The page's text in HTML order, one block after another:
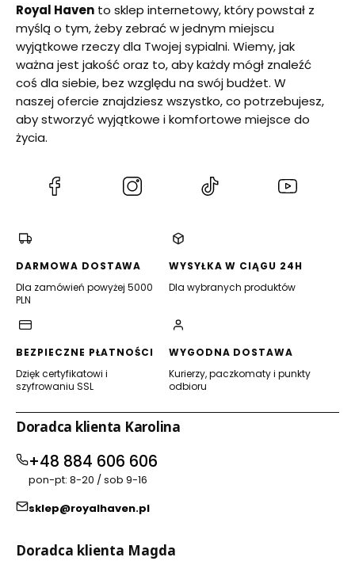
Royal Haven to sklep internetowy, który powstał z
myślą o tym, żeby zebrać w jednym miejscu
wyjątkowe rzeczy dla Twojej sypialni. Wiemy, jak
ważna jest jakość oraz to, aby każdy mógł znaleźć
coś dla siebie, bez względu na swój budżet. W
naszej ofercie znajdziesz wszystko, co potrzebujesz,
aby stworzyć wyjątkowe i komfortowe miejsce do
życia.
(Otwiera
nowej
(Otwiera
(Otwiera
DARMOWA DOSTAWA
Dla zamówień powyżej 5000
PLN
WYSYŁKA W CIĄGU 24H
Dla wybranych produktów
BEZPIECZNE PŁATNOŚCI
Dzięk certyfikatowi i
szyfrowaniu SSL
WYGODNA DOSTAWA
Kurierzy, paczkomaty i punkty
odbioru
Doradca klienta Karolina
+48 884 606 606
pon-pt: 8-20 / sob 9-16
sklep@royalhaven.pl
Doradca klienta Magda